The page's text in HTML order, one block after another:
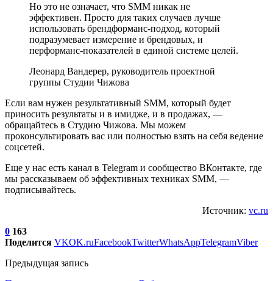
Но это не означает, что SMM никак не
эффективен. Просто для таких случаев лучше
использовать брендформанс-подход, который
подразумевает измерение и брендовых, и
перформанс-показателей в единой системе целей.
Леонард Вандерер, руководитель проектной
группы Студии Чижова
Если вам нужен результативный SMM, который будет
приносить результаты и в имидже, и в продажах, —
обращайтесь в Студию Чижова. Мы можем
проконсультировать вас или полностью взять на себя ведение
соцсетей.
Еще у нас есть канал в Telegram и сообщество ВКонтакте, где
мы рассказываем об эффективных техниках SMM, —
подписывайтесь.
Источник: vc.ru
0 163
Поделится VKOK.ruFacebookTwitterWhatsAppTelegramViber
Предыдущая запись